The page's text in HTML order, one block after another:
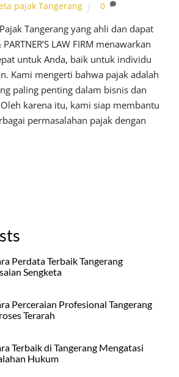
pajak Tangerang
0
Tangerang yang ahli dan dapat
LAW FIRM menawarkan
untuk Anda, baik untuk individu
Kami mengerti bahwa pajak adalah
paling penting dalam bisnis dan
karena itu, kami siap membantu
permasalahan pajak dengan
Perdata Terbaik Tangerang
Sengketa
Perceraian Profesional Tangerang
Terarah
Terbaik di Tangerang Mengatasi
Hukum